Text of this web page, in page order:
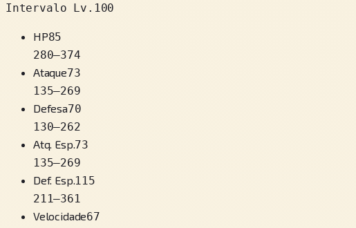
Intervalo Lv.100
HP85
280–374
Ataque73
135–269
Defesa70
130–262
Atq. Esp.73
135–269
Def. Esp.115
211–361
Velocidade67